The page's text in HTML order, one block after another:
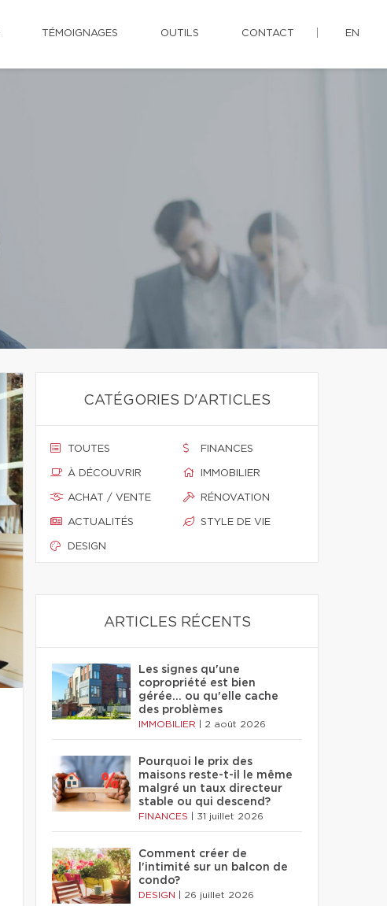
TÉMOIGNAGES OUTILS CONTACT EN
CATÉGORIES D'ARTICLES
TOUTES
À DÉCOUVRIR
ACHAT / VENTE
ACTUALITÉS
DESIGN
FINANCES
IMMOBILIER
RÉNOVATION
STYLE DE VIE
ARTICLES RÉCENTS
Les signes qu'une
copropriété est bien
gérée… ou qu'elle cache
des problèmes
IMMOBILIER 2 août 2026
Pourquoi le prix des
maisons reste-t-il le même
malgré un taux directeur
stable ou qui descend?
FINANCES 31 juillet 2026
Comment créer de
l'intimité sur un balcon de
condo?
DESIGN 26 juillet 2026